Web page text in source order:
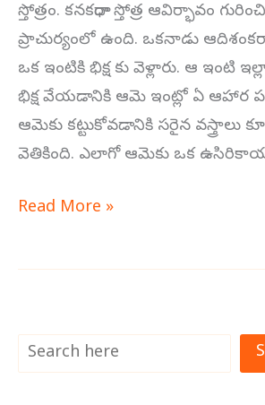
స్తోత్రం. కనకధారా స్తోత్ర ఆవిర్భావం
ప్రాచుర్యంలో ఉంది. ఒకనాడు
ఒక ఇంటికి భిక్ష కు వెళ్లారు. ఆ ఇంటి
భిక్ష వేయడానికి ఆమె ఇంట్లో ఏ ఆహార
ఆమెకు కట్టుకోవడానికి సరైన వస్త్రాలు
వెతికింది. ఎలాగో ఆమెకు ఒక
Read More »